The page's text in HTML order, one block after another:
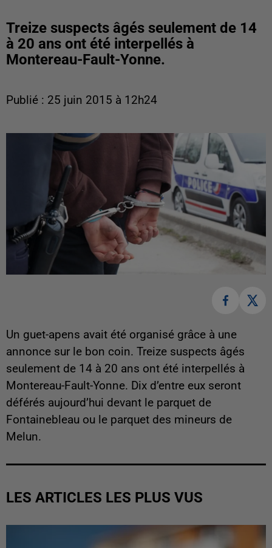
Treize suspects âgés seulement de 14
à 20 ans ont été interpellés à
Montereau-Fault-Yonne.
Publié : 25 juin 2015 à 12h24
Un guet-apens avait été organisé grâce à une
annonce sur le bon coin. Treize suspects âgés
seulement de 14 à 20 ans ont été interpellés à
Montereau-Fault-Yonne. Dix d’entre eux seront
déférés aujourd’hui devant le parquet de
Fontainebleau ou le parquet des mineurs de
Melun.
LES ARTICLES LES PLUS VUS